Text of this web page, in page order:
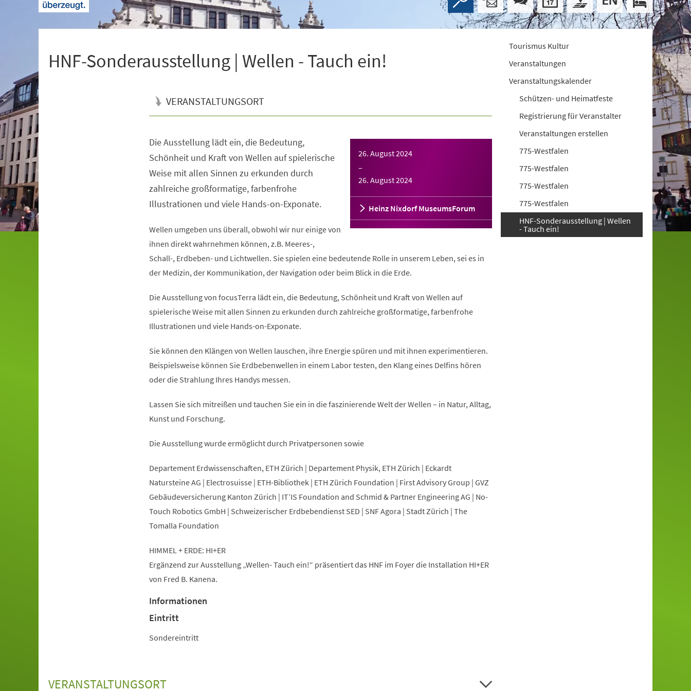
HNF-Sonderausstellung | Wellen - Tauch ein!
VERANSTALTUNGSORT
26. August 2024
–
26. August 2024
Heinz Nixdorf MuseumsForum
Die Ausstellung lädt ein, die Bedeutung,
Schönheit und Kraft von Wellen auf spielerische
Weise mit allen Sinnen zu erkunden durch
zahlreiche großformatige, farbenfrohe
Illustrationen und viele Hands-on-Exponate.
Wellen umgeben uns überall, obwohl wir nur einige von
ihnen direkt wahrnehmen können, z.B. Meeres-,
Schall-, Erdbeben- und Lichtwellen. Sie spielen eine bedeutende Rolle in unserem Leben, sei es in
der Medizin, der Kommunikation, der Navigation oder beim Blick in die Erde.
Die Ausstellung von focusTerra lädt ein, die Bedeutung, Schönheit und Kraft von Wellen auf
spielerische Weise mit allen Sinnen zu erkunden durch zahlreiche großformatige, farbenfrohe
Illustrationen und viele Hands-on-Exponate.
Sie können den Klängen von Wellen lauschen, ihre Energie spüren und mit ihnen experimentieren.
Beispielsweise können Sie Erdbebenwellen in einem Labor testen, den Klang eines Delfins hören
oder die Strahlung Ihres Handys messen.
Lassen Sie sich mitreißen und tauchen Sie ein in die faszinierende Welt der Wellen – in Natur, Alltag,
Kunst und Forschung.
Die Ausstellung wurde ermöglicht durch Privatpersonen sowie
Departement Erdwissenschaften, ETH Zürich | Departement Physik, ETH Zürich | Eckardt
Natursteine AG | Electrosuisse | ETH-Bibliothek | ETH Zürich Foundation | First Advisory Group | GVZ
Gebäudeversicherung Kanton Zürich | IT’IS Foundation and Schmid & Partner Engineering AG | No-
Touch Robotics GmbH | Schweizerischer Erdbebendienst SED | SNF Agora | Stadt Zürich | The
Tomalla Foundation
HIMMEL + ERDE: HI+ER
Ergänzend zur Ausstellung „Wellen- Tauch ein!“ präsentiert das HNF im Foyer die Installation HI+ER
von Fred B. Kanena.
Informationen
Eintritt
Sondereintritt
VERANSTALTUNGSORT
Tourismus Kultur
Veranstaltungen
Veranstaltungskalender
Schützen- und Heimatfeste
Registrierung für Veranstalter
Veranstaltungen erstellen
775-Westfalen
775-Westfalen
775-Westfalen
775-Westfalen
HNF-Sonderausstellung | Wellen
- Tauch ein!